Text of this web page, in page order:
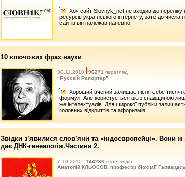
Хоч сайт Slovnyk_net не входив до переліку
ресурсів українського інтернету, зате до числа
сайтів він належав напевно.
10 ключових фраз науки
30.11.2010 96271 перегляд
“Русскій Репортер”
Хороший вчений залишає після себе тисячі
формул. Але користується цією спадщиною
же інтелектуалів. Для широкої публіки
головних відкриттів та афоризмів.
Звідки з’явилися слов’яни та «індоєвропейці». Вони ж
дає ДНК-генеалогія.Частина 2.
7.10.2010 144236 переглядів
Анатолій КЛЬОСОВ, професор біохімії